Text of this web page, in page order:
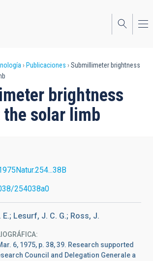
Publicaciones
Submillimeter brightness
brightness
solar limb
254038a0
E.; Lesurf, J. C. G.; Ross, J.
6, 1975, p. 38, 39. Research supported
Council and Delegation Generale a